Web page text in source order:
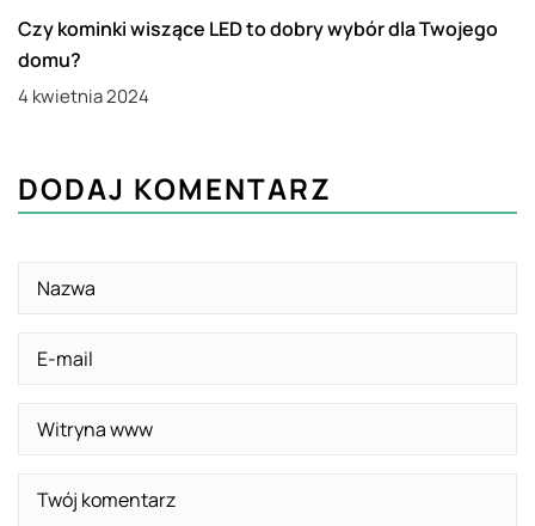
PROJEKTY WNĘTRZ
Czy kominki wiszące LED to dobry wybór dla Twojego
domu?
4 kwietnia 2024
DODAJ KOMENTARZ